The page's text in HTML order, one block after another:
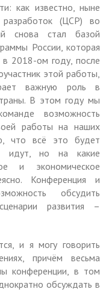
как известно, ныне
разработок (ЦСР) во
снова стал базой
России, которая
2018-ом году, после
этой работы,
важную роль в
В этом году мы
возможность
работы на наших
что всё это будет
идут, но на какие
и экономическое
Конференция и
обсудить
развития –
и я могу говорить
причём весьма
конференции, в том
обсуждать в